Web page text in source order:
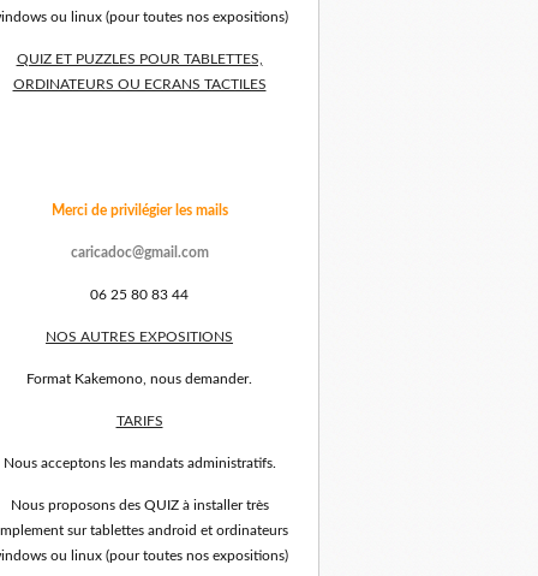
ou linux (pour toutes nos expositions)
QUIZ ET PUZZLES POUR TABLETTES,
ORDINATEURS OU ECRANS TACTILES
Merci de privilégier les mails
caricadoc@gmail.com
06 25 80 83 44
NOS AUTRES EXPOSITIONS
Format Kakemono, nous demander.
TARIFS
Nous acceptons les mandats administratifs.
Nous proposons des QUIZ à installer très
sur tablettes android et ordinateurs
ou linux (pour toutes nos expositions)